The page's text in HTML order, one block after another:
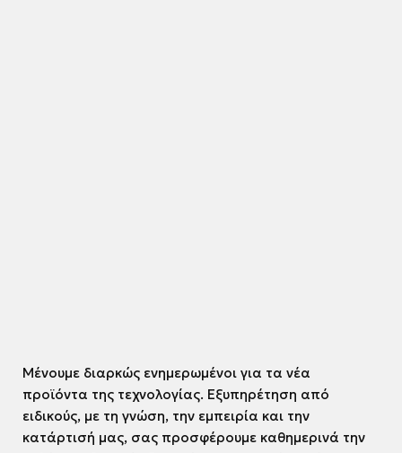
Μένουμε διαρκώς ενημερωμένοι για τα νέα
προϊόντα της τεχνολογίας. Εξυπηρέτηση από
ειδικούς, με τη γνώση, την εμπειρία και την
κατάρτισή μας, σας προσφέρουμε καθημερινά την